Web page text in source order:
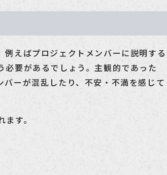
えばプロジェクトメンバーに説明する
要があるでしょう。主観的であった
ーが混乱したり、不安・不満を感じて
す。